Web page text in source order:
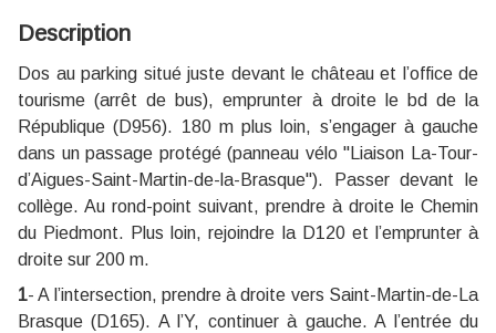
Description
Dos au parking situé juste devant le château et l’office de
tourisme (arrêt de bus), emprunter à droite le bd de la
République (D956). 180 m plus loin, s’engager à gauche
dans un passage protégé (panneau vélo "Liaison La-Tour-
d’Aigues-Saint-Martin-de-la-Brasque"). Passer devant le
collège. Au rond-point suivant, prendre à droite le Chemin
du Piedmont. Plus loin, rejoindre la D120 et l’emprunter à
droite sur 200 m.
1- A l’intersection, prendre à droite vers Saint-Martin-de-La
Brasque (D165). A l’Y, continuer à gauche. A l’entrée du